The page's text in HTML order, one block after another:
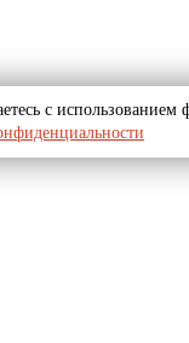
с использованием